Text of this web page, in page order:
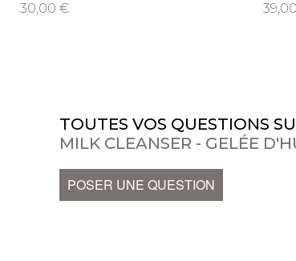
30,00
TOUTES VOS QUESTIONS
MILK CLEANSER - GELÉE
POSER UNE QUESTION